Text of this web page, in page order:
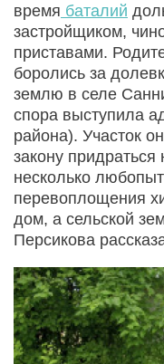
время баталий
застройщиком,
приставами.
боролись за
землю в селе
спора выступила
района). Участок
закону придраться
несколько
перевоплощения
дом, а сельской
Персикова